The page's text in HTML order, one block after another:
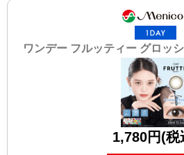
ワンデー フルッティー グロッ
1,780円(税